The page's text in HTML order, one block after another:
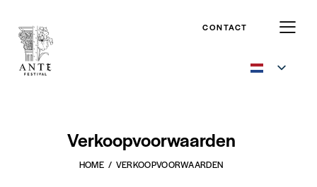
CONTACT
Verkoopvoorwaarden
HOME VERKOOPVOORWAARDEN